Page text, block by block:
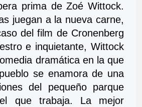
prima de Zoé Wittock.
juegan a la nueva carne,
del film de Cronenberg
e inquietante, Wittock
dramática en la que
se enamora de una
del pequeño parque
que trabaja. La mejor